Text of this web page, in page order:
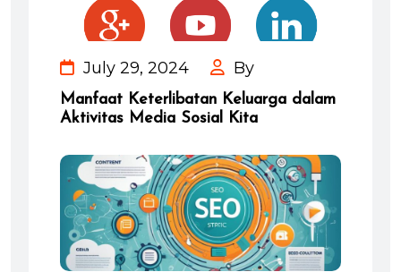
July 29, 2024 By
Manfaat Keterlibatan Keluarga dalam
Aktivitas Media Sosial Kita